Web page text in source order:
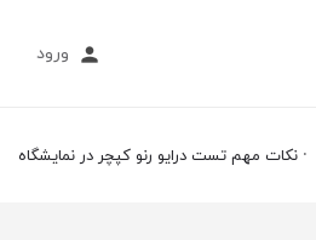
ورود
نکات مهم تست درایو رنو کپچر در نمایشگاه